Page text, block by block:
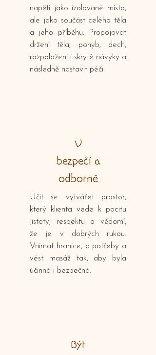
napětí jako izolované místo,
ale jako součást celého těla
a jeho příběhu. Propojovat
držení těla, pohyb, dech,
rozpoložení i skryté návyky a
následně nastavit péči.
V
bezpečí a
odborně
Učit se vytvářet prostor,
který klienta vede k pocitu
jistoty, respektu a vědomí,
že je v dobrých rukou.
Vnímat hranice, a potřeby a
vést masáž tak, aby byla
účinná i bezpečná.
Být